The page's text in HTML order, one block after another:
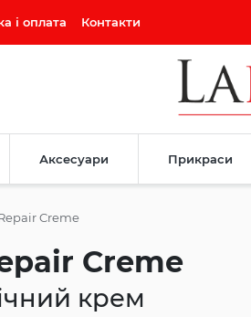
і оплата Контакти
Аксесуари Прикраси
Creme
Creme
крем